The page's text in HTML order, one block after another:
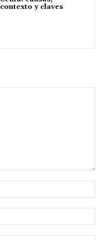
contexto y claves